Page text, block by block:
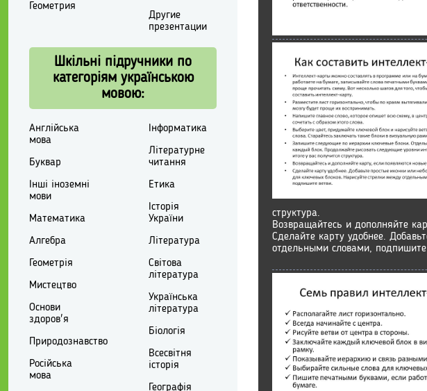
структура.
Возвращайтесь и дополняйте
Сделайте карту удобнее.
отдельными словами, подпишите
Геометрия
Другие
презентации
Шкільні підручники по
категоріям українською
мовою:
Англійська
мова
Буквар
Інші іноземні
мови
Математика
Алгебра
Геометрія
Мистецтво
Основи
здоров'я
Природознавство
Російська
мова
Інформатика
Літературне
читання
Етика
Історія
України
Література
Світова
література
Українська
література
Біологія
Всесвітня
історія
Географія